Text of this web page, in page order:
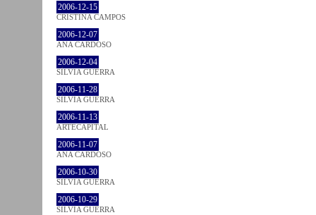
2006-12-15
CRISTINA CAMPOS
2006-12-07
ANA CARDOSO
2006-12-04
SÍLVIA GUERRA
2006-11-28
SÍLVIA GUERRA
2006-11-13
ARTECAPITAL
2006-11-07
ANA CARDOSO
2006-10-30
SÍLVIA GUERRA
2006-10-29
SÍLVIA GUERRA